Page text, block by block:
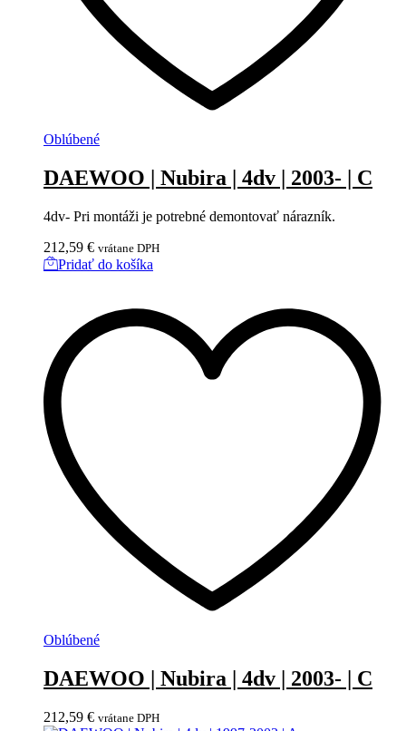
Oblúbené
DAEWOO | Nubira | 4dv | 2003- | C
4dv- Pri montáži je potrebné demontovať nárazník.
212,59 € vrátane DPH
Pridať do košíka
Oblúbené
DAEWOO | Nubira | 4dv | 2003- | C
212,59 € vrátane DPH